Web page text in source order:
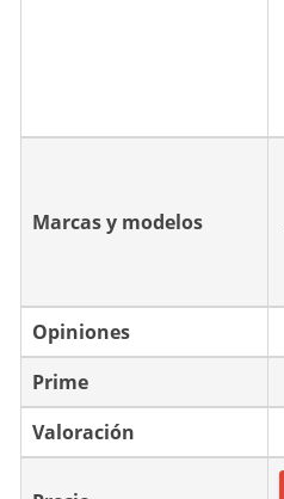
Marcas y modelos
Opiniones
Prime
Valoración